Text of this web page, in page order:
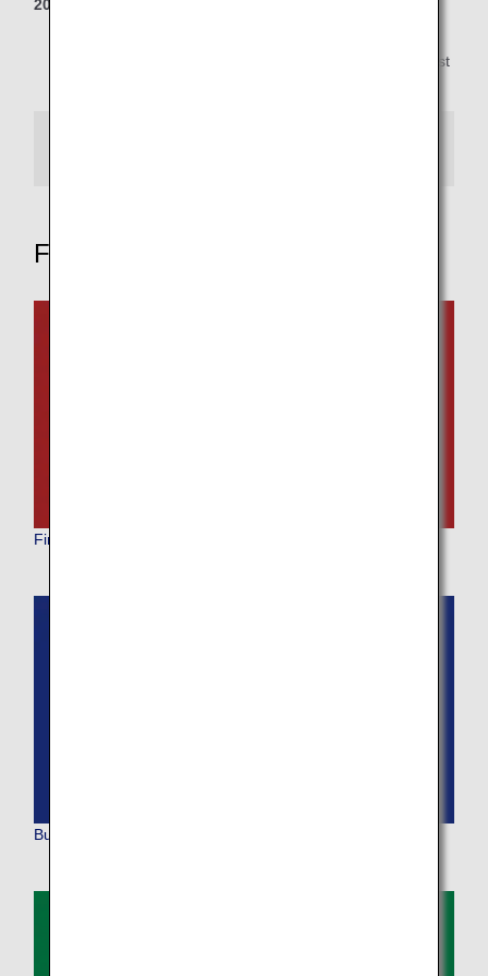
2021
Cabin Cleanliness" "World's Best Airport Services" "Best
Fliegen mit ANA
First Class
Business Class